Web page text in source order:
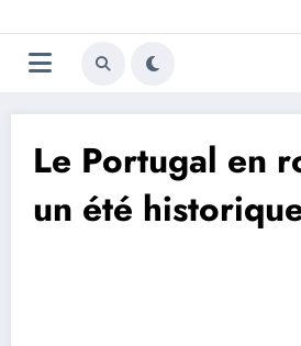
au
contenu
Le Portugal en
un été